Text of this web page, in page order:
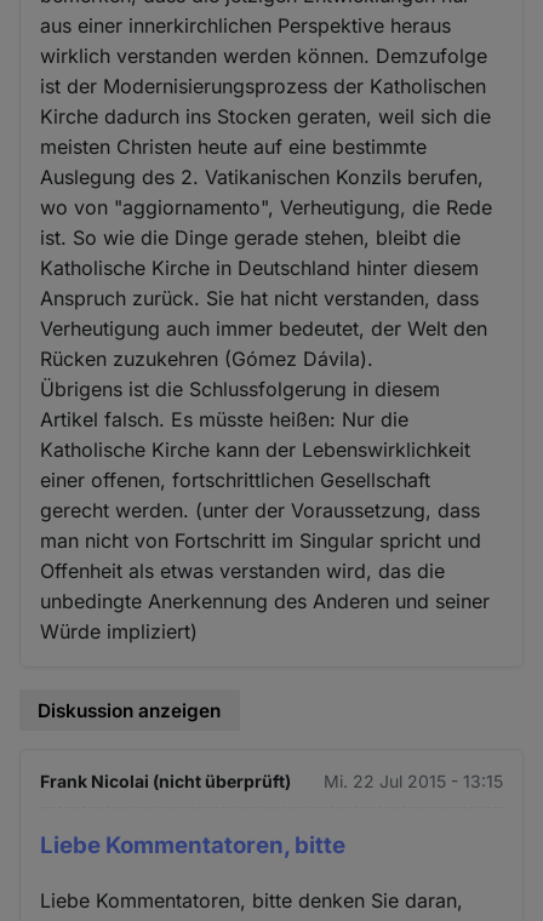
aus einer innerkirchlichen Perspektive heraus
wirklich verstanden werden können. Demzufolge
ist der Modernisierungsprozess der Katholischen
Kirche dadurch ins Stocken geraten, weil sich die
meisten Christen heute auf eine bestimmte
Auslegung des 2. Vatikanischen Konzils berufen,
wo von "aggiornamento", Verheutigung, die Rede
ist. So wie die Dinge gerade stehen, bleibt die
Katholische Kirche in Deutschland hinter diesem
Anspruch zurück. Sie hat nicht verstanden, dass
Verheutigung auch immer bedeutet, der Welt den
Rücken zuzukehren (Gómez Dávila).
Übrigens ist die Schlussfolgerung in diesem
Artikel falsch. Es müsste heißen: Nur die
Katholische Kirche kann der Lebenswirklichkeit
einer offenen, fortschrittlichen Gesellschaft
gerecht werden. (unter der Voraussetzung, dass
man nicht von Fortschritt im Singular spricht und
Offenheit als etwas verstanden wird, das die
unbedingte Anerkennung des Anderen und seiner
Würde impliziert)
Diskussion anzeigen
Frank Nicolai (nicht überprüft) Mi. 22 Jul 2015 - 13:15
Liebe Kommentatoren, bitte
Liebe Kommentatoren, bitte denken Sie daran,